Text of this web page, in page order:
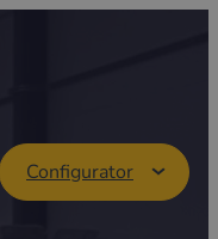
Configurator